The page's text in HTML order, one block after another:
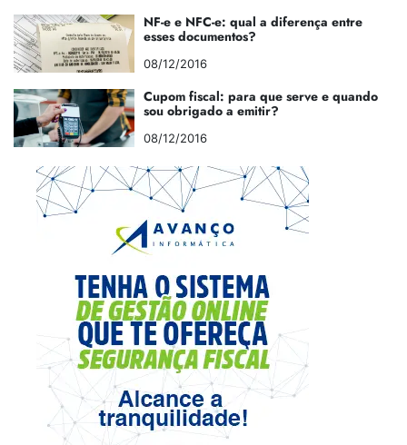
NF-e e NFC-e: qual a diferença entre
esses documentos?
08/12/2016
Cupom fiscal: para que serve e quando
sou obrigado a emitir?
08/12/2016